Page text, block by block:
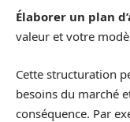
Élaborer un plan
valeur et votre
Cette structuration
besoins du marché
conséquence. Par